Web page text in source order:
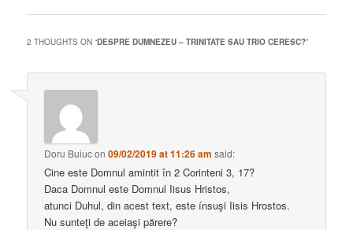
2 THOUGHTS ON “DESPRE DUMNEZEU – TRINITATE SAU TRIO CERESC?”
Doru Buiucon09/02/2019 at 11:26 am said:
Cine este Domnul amintit în 2 Corinteni 3, 17?
Daca Domnul este Domnul Iisus Hristos,
atunci Duhul, din acest text, este ínsuşi Iisis Hrostos.
Nu sunteţi de aceiaşi părere?